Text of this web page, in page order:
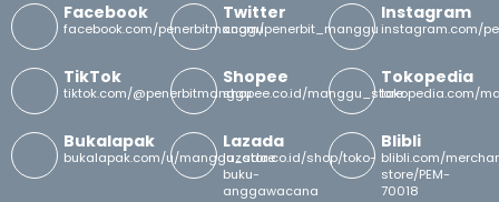
Facebook
facebook.com/penerbitmanggu
Twitter
x.com/penerbit_manggu
Instagram
instagram.com/
TikTok
tiktok.com/@penerbitmanggu
Shopee
shopee.co.id/manggu_store
Tokopedia
tokopedia.com/
Bukalapak
bukalapak.com/u/manggu_store
Lazada
lazada.co.id/shop/toko-
buku-
anggawacana
Blibli
blibli.com/
store/PEM-
70018